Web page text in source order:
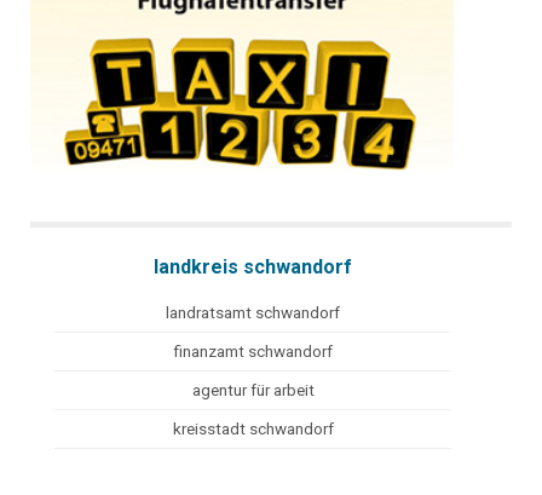
landkreis schwandorf
landratsamt schwandorf
finanzamt schwandorf
agentur für arbeit
kreisstadt schwandorf